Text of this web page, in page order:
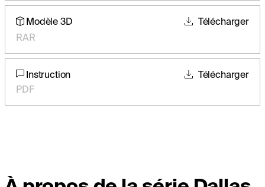
Modèle 3D
RAR
Télécharger
Instruction
PDF
Télécharger